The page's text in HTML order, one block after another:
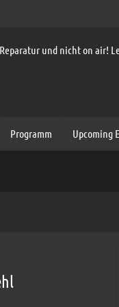
und nicht on air!
Programm Upcoming